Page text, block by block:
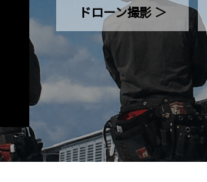
ドローン撮影 ＞